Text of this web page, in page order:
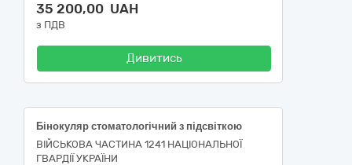
35 200,00 UAH
з ПДВ
Дивитись
Бінокуляр стоматологічний з підсвіткою
ВІЙСЬКОВА ЧАСТИНА 1241 НАЦІОНАЛЬНОЇ
ГВАРДІЇ УКРАЇНИ